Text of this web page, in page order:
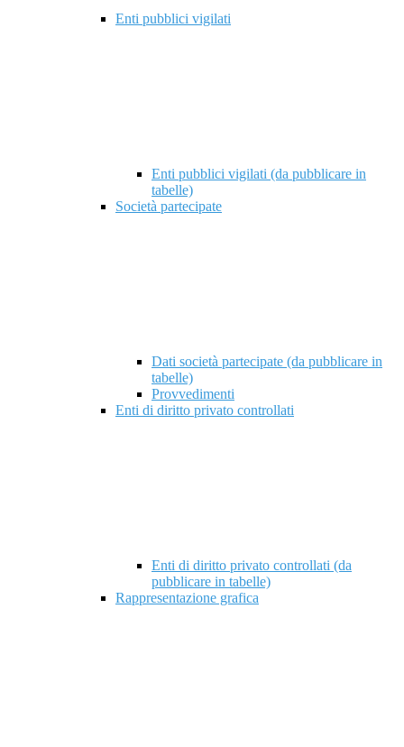
Enti pubblici vigilati
Enti pubblici vigilati (da pubblicare in
tabelle)
Società partecipate
Dati società partecipate (da pubblicare in
tabelle)
Provvedimenti
Enti di diritto privato controllati
Enti di diritto privato controllati (da
pubblicare in tabelle)
Rappresentazione grafica